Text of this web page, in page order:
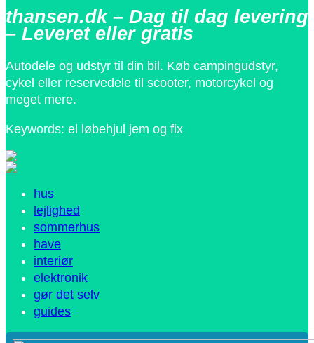
thansen.dk – Dag til dag levering
– Leveret eller gratis
Autodele og udstyr til din bil. Køb campingudstyr,
cykel eller reservedele til scooter, motorcykel og
meget mere.
Keywords: el løbehjul jem og fix
hus
lejlighed
sommerhus
have
interiør
elektronik
gør det selv
guides